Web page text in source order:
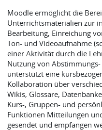
Moodle ermöglicht die
Unterrichtsmaterialien zur
Bearbeitung, Einreichung
Ton- und Videoaufnahme
einer Aktivität durch die
Nutzung von
unterstützt eine
Kollaboration über
Wikis, Glossare,
Kurs-, Gruppen- und
Funktionen Mitteilungen
gesendet und empfangen